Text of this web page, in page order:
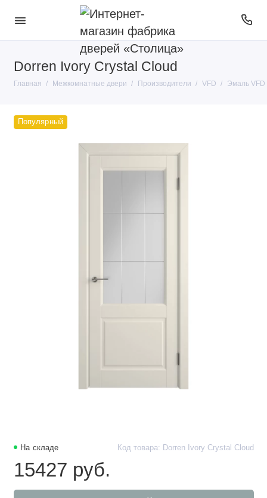
Dorren Ivory Crystal Cloud
Главная Межкомнатные двери Производители VFD Эмаль VFD
Покрытие
Производители
Популярный
На складе Код товара: Dorren Ivory Crystal Cloud
15427 руб.